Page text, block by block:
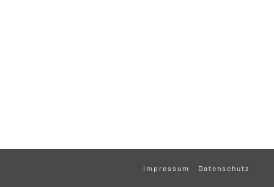
Impressum Datenschutz